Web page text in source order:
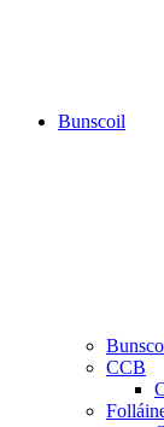
Bunscoil
CCB